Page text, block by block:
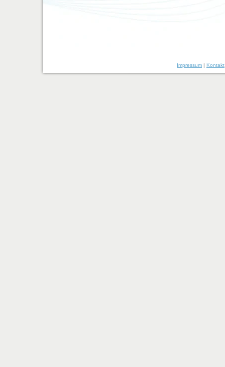
Impressum | Kontakt